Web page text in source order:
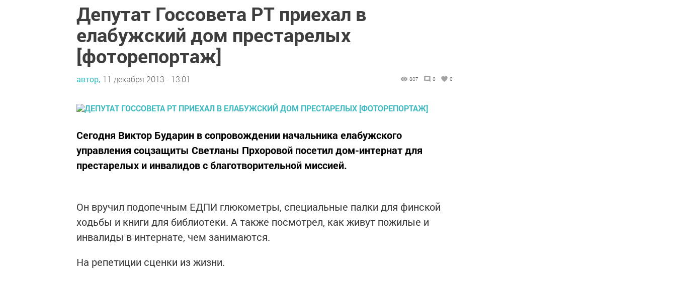
Депутат Госсовета РТ приехал в
елабужский дом престарелых
[фоторепортаж]
автор, 11 декабря 2013 - 13:01 807 0 0
Сегодня Виктор Бударин в сопровождении начальника елабужского
управления соцзащиты Светланы Прхоровой посетил дом-интернат для
престарелых и инвалидов с благотворительной миссией.
Он вручил подопечным ЕДПИ глюкометры, специальные палки для финской
ходьбы и книги для библиотеки. А также посмотрел, как живут пожилые и
инвалиды в интернате, чем занимаются.
На репетиции сценки из жизни.